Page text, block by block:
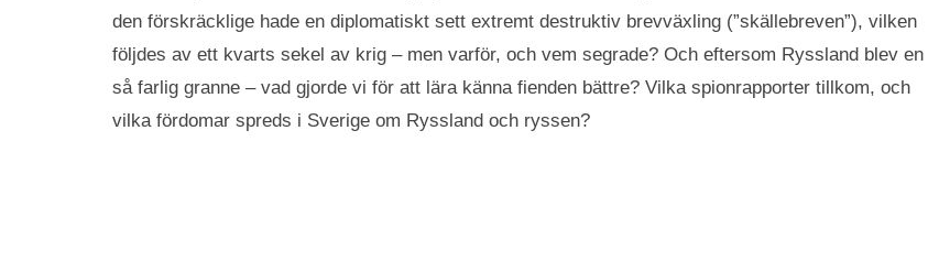
den förskräcklige hade en diplomatiskt sett extremt destruktiv brevväxling (”skällebreven”), vilken
följdes av ett kvarts sekel av krig – men varför, och vem segrade? Och eftersom Ryssland blev en
så farlig granne – vad gjorde vi för att lära känna fienden bättre? Vilka spionrapporter tillkom, och
vilka fördomar spreds i Sverige om Ryssland och ryssen?